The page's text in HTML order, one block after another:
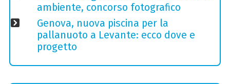
ambiente, concorso fotografico
Genova, nuova piscina per la
pallanuoto a Levante: ecco dove e
progetto